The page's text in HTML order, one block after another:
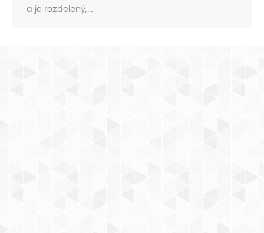
a je rozdelený,…